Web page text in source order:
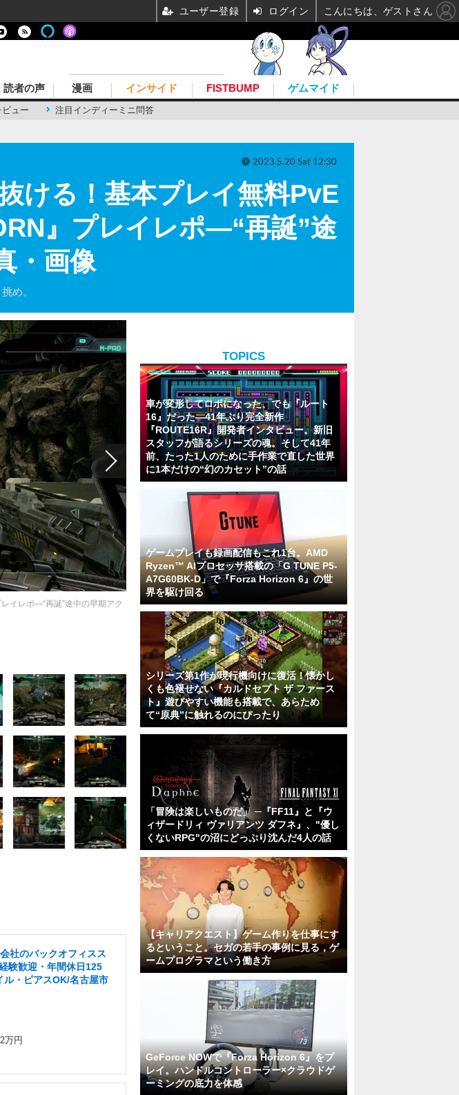
ュー 注目インディーミニ問答
読者の声 漫画 インサイド FISTBUMP ゲムマイド
ける！基本プレイ無料PvE
』プレイレポ―“再誕”途
・画像
め。
2023.5.20 Sat 12:30
イレポ―“再誕”途中の早期アク
社のバックオフィスス
験歓迎・年間休日125
ル・ピアスOK/名古屋市
万円
TOPICS
車が変形してロボになった、でも『ルート
16』だった―41年ぶり完全新作
『ROUTE16R』開発者インタビュー。新旧
スタッフが語るシリーズの魂。そして41年
前、たった1人のために手作業で直した世界
に1本だけの“幻のカセット”の話
ゲームプレイも録画配信もこれ1台。AMD
Ryzen™ AIプロセッサ搭載の「G TUNE P5-
A7G60BK-D」で『Forza Horizon 6』の世
界を駆け回る
シリーズ第1作が現行機向けに復活！懐かし
くも色褪せない『カルドセプト ザ ファース
ト』遊びやすい機能も搭載で、あらため
て“原典”に触れるのにぴったり
「冒険は楽しいものだ」 ─『FF11』と『ウ
ィザードリィ ヴァリアンツ ダフネ』、"優し
くないRPG"の沼にどっぷり沈んだ4人の話
【キャリアクエスト】ゲーム作りを仕事にす
るということ。セガの若手の事例に見る，ゲ
ームプログラマという働き方
GeForce NOWで『Forza Horizon 6』をプ
レイ。ハンドルコントローラー×クラウドゲ
ーミングの底力を体感
ユーザー登録 ログイン こんにちは、ゲストさん